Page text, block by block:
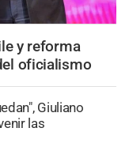
y reforma
oficialismo
Giuliano
las